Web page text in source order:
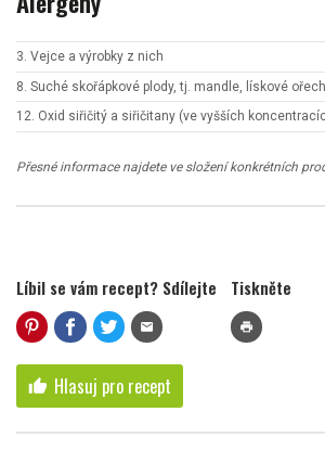
3. Vejce a výrobky z nich
8. Suché skořápkové plody, tj. mandle, lískové
12. Oxid siřičitý a siřičitany (ve vyšších
Přesné informace najdete ve složení konkrétních
Líbil se vám recept? Sdílejte
mail
Tiskněte
print
thumb_up Hlasuj pro recept